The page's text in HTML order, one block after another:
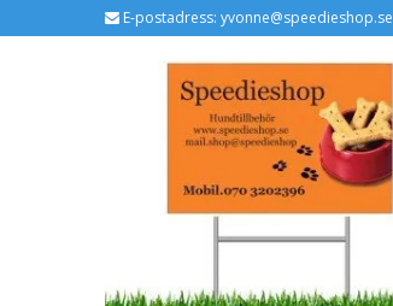
E-postadress: yvonne@speedieshop.se